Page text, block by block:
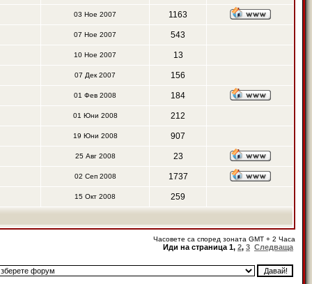
03 Ное 2007 1163
07 Ное 2007 543
10 Ное 2007 13
07 Дек 2007 156
01 Фев 2008 184
01 Юни 2008 212
19 Юни 2008 907
25 Авг 2008 23
02 Сеп 2008 1737
15 Окт 2008 259
Часовете са според зоната GMT + 2 Часа
Иди на страница 1, 2, 3 Следваща